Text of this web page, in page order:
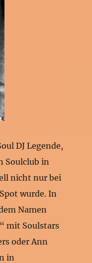
DJ Legende,
Soulclub in
nicht nur bei
wurde. In
Namen
mit Soulstars
oder Ann
in